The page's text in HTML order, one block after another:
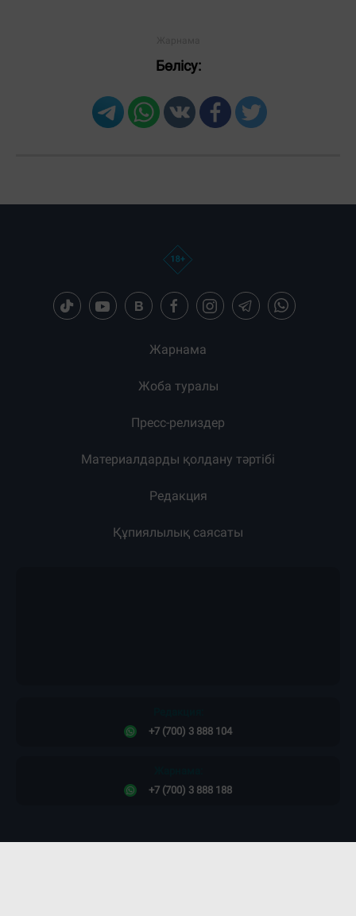
Бөлісу:
Жарнама
Жоба туралы
Пресс-релиздер
Материалдарды қолдану тәртібі
Редакция
Құпиялылық саясаты
+7 (700) 3 888 104
+7 (700) 3 888 188